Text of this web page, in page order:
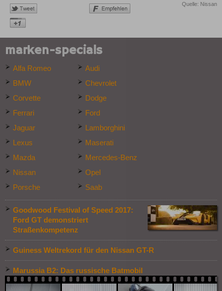
Quelle: Nissan
marken-specials
Alfa Romeo
Audi
BMW
Chevrolet
Corvette
Dodge
Ferrari
Ford
Jaguar
Lamborghini
Lexus
Maserati
Mazda
Mercedes-Benz
Nissan
Opel
Porsche
Saab
Goodwood Festival of Speed 2017:
Ford GT demonstriert
Straßenkompetenz
Guiness Weltrekord für den Nissan GT-R
Marussia B2: Das russische Batmobil